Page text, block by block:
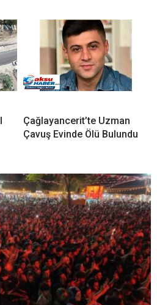
Çağlayancerit’te Uzman
Çavuş Evinde Ölü Bulundu